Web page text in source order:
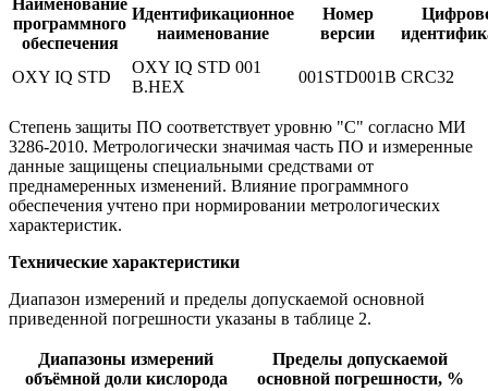
программного
обеспечения
Идентификационное
наименование
Номер
версии
OXY IQ STD
OXY IQ STD 001
B.HEX
001STD001B CRC32
Степень защиты ПО соответствует уровню "С" согласно МИ
3286-2010. Метрологически значимая часть ПО и измеренные
данные защищены специальными средствами от
преднамеренных изменений. Влияние программного
обеспечения учтено при нормировании метрологических
характеристик.
Технические характеристики
Диапазон измерений и пределы допускаемой основной
приведенной погрешности указаны в таблице 2.
Диапазоны измерений
объёмной доли кислорода
Пределы допускаемой
основной погрешности, %